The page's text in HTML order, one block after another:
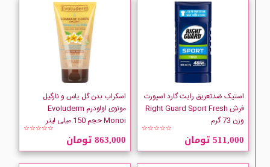
فقط نمایش کالاهای موجود
Adessa
استیک ضدتعریق رایت گارد اسپورت
فرش Right Guard Sport Fresh
وزن 73 گرم
☆☆☆☆☆
511,000 تومان
اسکراب بدن گل یاس و نارگیل
مونوی اولودرم Evoluderm
Monoi حجم 150 میلی لیتر
☆☆☆☆☆
863,000 تومان